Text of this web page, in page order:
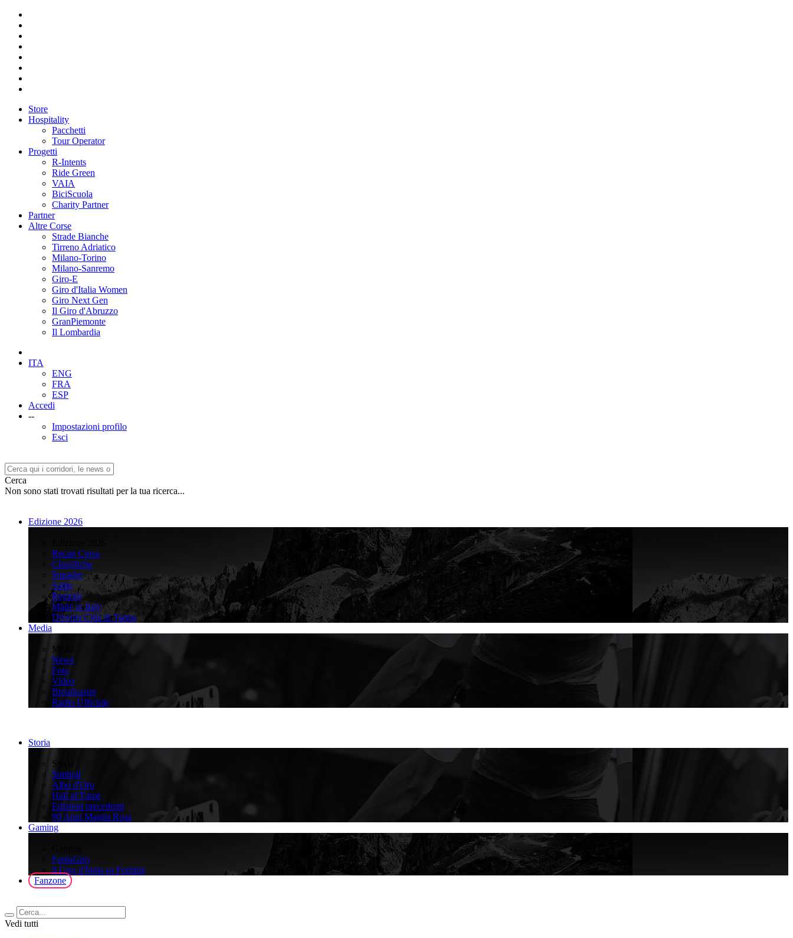
Store
Hospitality
Pacchetti
Tour Operator
Progetti
R-Intents
Ride Green
VAIA
BiciScuola
Charity Partner
Partner
Altre Corse
Strade Bianche
Tirreno Adriatico
Milano-Torino
Milano-Sanremo
Giro-E
Giro d'Italia Women
Giro Next Gen
Il Giro d'Abruzzo
GranPiemonte
Il Lombardia
ITA
ENG
FRA
ESP
Accedi
--
Impostazioni profilo
Esci
Cerca
Non sono stati trovati risultati per la tua ricerca...
Edizione 2026
Recap Corsa
Classifiche
Squadre
Salite
Regioni
Made in Italy
Diventa Città di Tappa
Media
Media
News
Foto
Video
Broadcaster
Radio Ufficiale
Storia
Storia
Simboli
Albo d'Oro
Hall of Fame
Edizioni precedenti
90 Anni Maglia Rosa
Gaming
FantaGiro
ll Giro d'Italia su Fortnite
Fanzone
Vedi tutti